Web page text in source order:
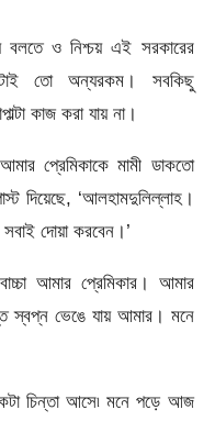
ও নিশ্চয় এই সরকারের
তো অন্যরকম। সবকিছু
কাজ করা যায় না।
প্রেমিকাকে মামী ডাকতো
দিয়েছে, ‘আলহামদুলিল্লাহ।
দোয়া করবেন।’
আমার প্রেমিকার। আমার
স্বপ্ন ভেঙে যায় আমার। মনে
চিন্তা আসে৷ মনে পড়ে আজ